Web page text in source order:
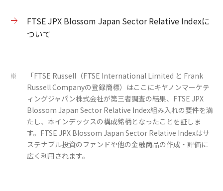
FTSE JPX Blossom Japan Sector Relative Indexに
ついて
※
「FTSE Russell（FTSE International Limited と Frank
Russell Companyの登録商標）はここにキヤノンマーケテ
ィングジャパン株式会社が第三者調査の結果、FTSE JPX
Blossom Japan Sector Relative Index組み入れの要件を満
たし、本インデックスの構成銘柄となったことを証しま
す。FTSE JPX Blossom Japan Sector Relative Indexはサ
ステナブル投資のファンドや他の金融商品の作成・評価に
広く利用されます。